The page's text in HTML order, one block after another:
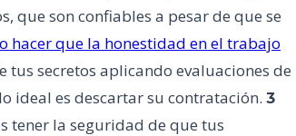
que son confiables a pesar de que se
hacer que la honestidad en el trabajo
tus secretos aplicando evaluaciones de
ideal es descartar su contratación. 3
tener la seguridad de que tus